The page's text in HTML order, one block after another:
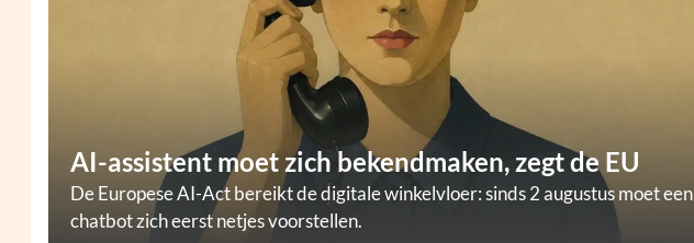
AI-assistent moet zich bekendmaken, zegt de EU
De Europese AI-Act bereikt de digitale winkelvloer: sinds 2 augustus moet een
chatbot zich eerst netjes voorstellen.